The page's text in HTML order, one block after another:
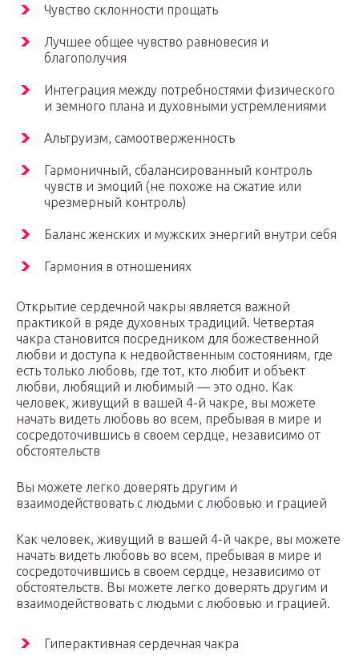
Чувство склонности прощать
Лучшее общее чувство равновесия и
благополучия
Интеграция между потребностями физического
и земного плана и духовными устремлениями
Альтруизм, самоотверженность
Гармоничный, сбалансированный контроль
чувств и эмоций (не похоже на сжатие или
чрезмерный контроль)
Баланс женских и мужских энергий внутри себя
Гармония в отношениях
Открытие сердечной чакры является важной
практикой в ​​ряде духовных традиций. Четвертая
чакра становится посредником для божественной
любви и доступа к недвойственным состояниям, где
есть только любовь, где тот, кто любит и объект
любви, любящий и любимый — это одно. Как
человек, живущий в вашей 4-й чакре, вы можете
начать видеть любовь во всем, пребывая в мире и
сосредоточившись в своем сердце, независимо от
обстоятельств
Вы можете легко доверять другим и
взаимодействовать с людьми с любовью и грацией
Как человек, живущий в вашей 4-й чакре, вы можете
начать видеть любовь во всем, пребывая в мире и
сосредоточившись в своем сердце, независимо от
обстоятельств. Вы можете легко доверять другим и
взаимодействовать с людьми с любовью и грацией.
Гиперактивная сердечная чакра